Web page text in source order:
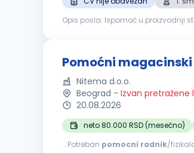
Pomoćni
Nitema d.o.o.
Beograd - Izvan pretražene
20.08.2026
neto 80.000 RSD (mesečno)
...Potreban pomocni radnik/